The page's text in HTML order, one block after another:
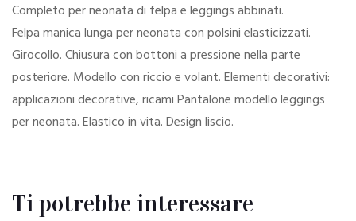
Completo per neonata di felpa e leggings abbinati.
Felpa manica lunga per neonata con polsini elasticizzati.
Girocollo. Chiusura con bottoni a pressione nella parte
posteriore. Modello con riccio e volant. Elementi decorativi:
applicazioni decorative, ricami Pantalone modello leggings
per neonata. Elastico in vita. Design liscio.
Ti potrebbe interessare